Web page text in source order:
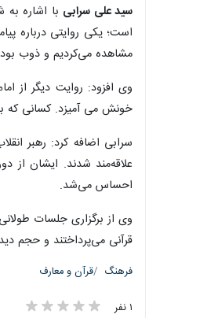
سید علی سرابی با اشاره
است؛ یکی روایتی درباره
مشاهده می‌کردیم و ذوب
وی افزود: روایت دیگر از
خونش می آمیزد. کسانی که با
سرابی اضافه کرد: رهبر
علاقه‌مند شدند. ایشان از
احساس می‌شد.
وی از برگزاری جلسات
قرآنی می‌پرداختند و حجم
فرهنگ قرآن و معارف
۱ نفر